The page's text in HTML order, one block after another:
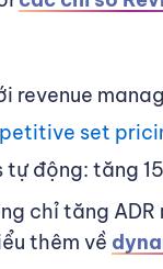
revenue
set
tự động: tăng
chỉ tăng
thêm về